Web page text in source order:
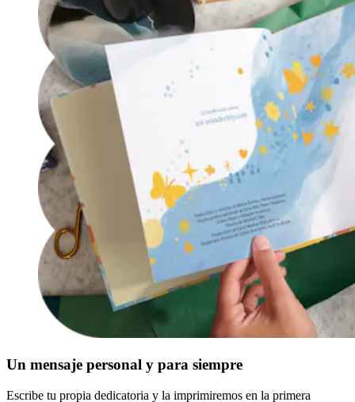
Un mensaje personal y para siempre
Escribe tu propia dedicatoria y la imprimiremos en la primera